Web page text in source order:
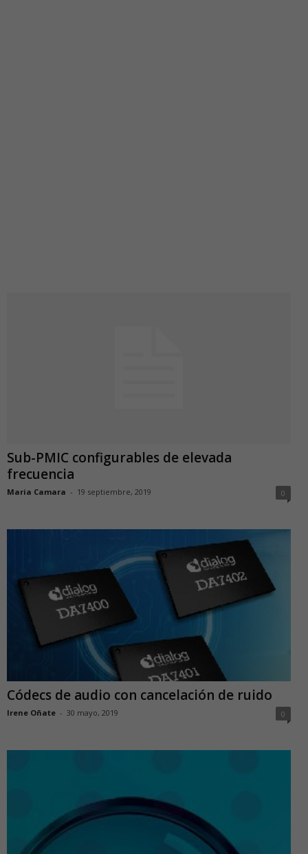
Sub-PMIC configurables de elevada
frecuencia
Maria Camara - 19 septiembre, 2019 0
Códecs de audio con cancelación de ruido
Irene Oñate - 30 mayo, 2019 0